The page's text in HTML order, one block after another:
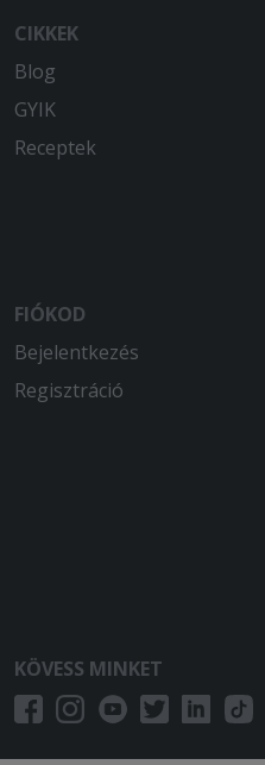
CIKKEK
Blog
GYIK
Receptek
FIÓKOD
Bejelentkezés
Regisztráció
KÖVESS MINKET